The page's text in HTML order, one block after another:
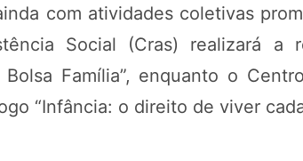
com atividades coletivas
Social (Cras) realizará a
Família”, enquanto o
“Infância: o direito de viver